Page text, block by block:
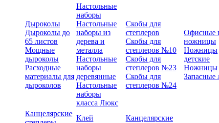
Дыроколы
Дыроколы до
65 листов
Мощные
дыроколы
Расходные
материалы для
дыроколов
Настольные
наборы
Настольные
наборы из
дерева и
металла
Настольные
наборы
деревянные
Настольные
наборы
класса Люкс
Скобы для
степлеров
Скобы для
степлеров №10
Скобы для
степлеров №23
Скобы для
степлеров №24
Офисные
ножницы
Ножницы
детские
Ножницы
Запасные
Канцелярские
Клей
Канцелярские